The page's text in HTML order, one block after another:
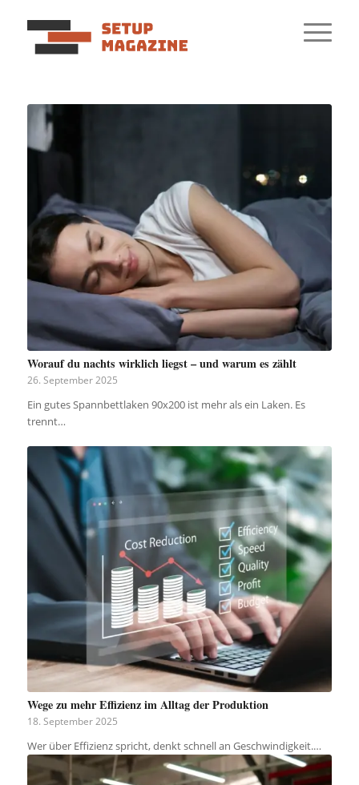
Worauf du nachts wirklich liegst – und warum es zählt
26. September 2025
Ein gutes Spannbettlaken 90x200 ist mehr als ein Laken. Es
trennt…
Wege zu mehr Effizienz im Alltag der Produktion
18. September 2025
Wer über Effizienz spricht, denkt schnell an Geschwindigkeit.…